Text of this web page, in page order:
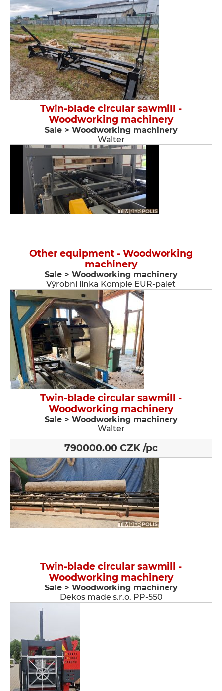
Twin-blade circular sawmill -
Woodworking machinery
Sale > Woodworking machinery
Walter
Other equipment - Woodworking
machinery
Sale > Woodworking machinery
Výrobní linka Komple EUR-palet
Twin-blade circular sawmill -
Woodworking machinery
Sale > Woodworking machinery
Walter
790000.00 CZK /pc
Twin-blade circular sawmill -
Woodworking machinery
Sale > Woodworking machinery
Dekos made s.r.o. PP-550